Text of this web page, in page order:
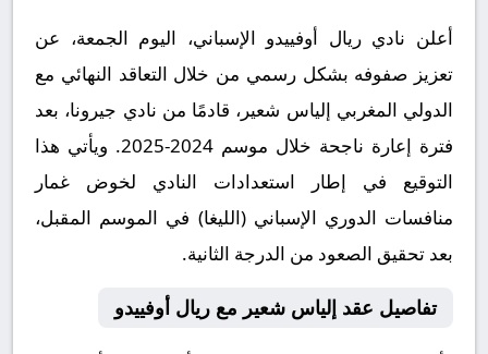
أعلن نادي ريال أوفييدو الإسباني، اليوم الجمعة، عن
تعزيز صفوفه بشكل رسمي من خلال التعاقد النهائي مع
الدولي المغربي إلياس شعير، قادمًا من نادي جيرونا، بعد
فترة إعارة ناجحة خلال موسم 2024-2025. ويأتي هذا
التوقيع في إطار استعدادات النادي لخوض غمار
منافسات الدوري الإسباني (الليغا) في الموسم المقبل،
بعد تحقيق الصعود من الدرجة الثانية.
تفاصيل عقد إلياس شعير مع ريال أوفييدو